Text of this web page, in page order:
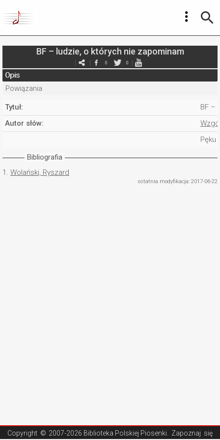
BF – ludzie, o których nie zapominam
0 0
Opis
Powiązania
Tytuł:
BF –
Autor słów:
Pęku
Bibliografia
1. Wolański, Ryszard
ostatnia modyfikacja: 2017-06-22
Copyright © 2007-2026 Biblioteka Polskiej Piosenki . Zapoznaj się